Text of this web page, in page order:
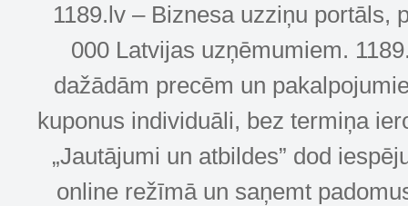
1189.lv – Biznesa uzziņu portāls,
000 Latvijas uzņēmumiem.
dažādām precēm un
kuponus individuāli, bez termiņa
„Jautājumi un atbildes” dod
online režīmā un saņemt